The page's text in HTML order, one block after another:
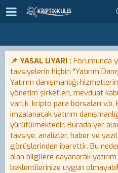
📌 YASAL UYARI : Forumunda
tavsiyelerin hiçbiri "Yatırım
Yatırım danışmanlığı
yönetim şirketleri, mevduat
varlık, kripto para borsaları
imzalanacak yatırım
yürütülmektedir. Burada yer
tavsiye, analizler, haber ve
görüşlerinden ibarettir. Bu
alan bilgilere dayanarak yatırım
beklentilerinize uygun